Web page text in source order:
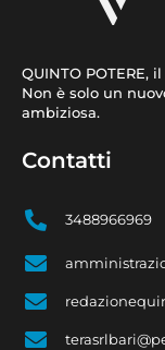
QUINTO POTERE,
Non è solo un
ambiziosa.
Contatti
3488966969